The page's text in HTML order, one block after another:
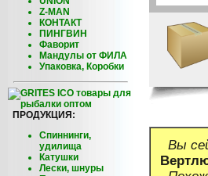
Z-MAN
КОНТАКТ
ПИНГВИН
Фаворит
Мандулы от ФИЛА
Упаковка, Коробки
ПРОДУКЦИЯ:
Спиннинги,
удилища
Катушки
Лески, шнуры
Вы